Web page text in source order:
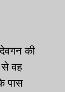
की
से वह
पास